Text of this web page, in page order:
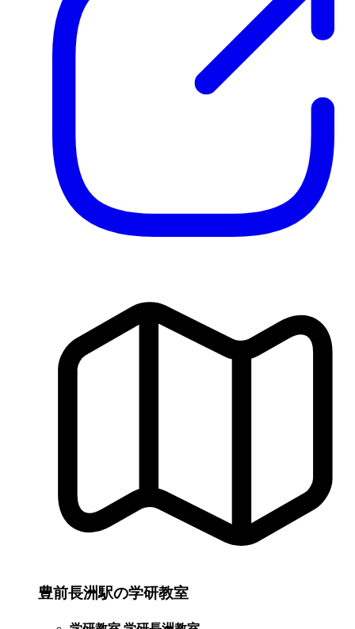
豊前長洲駅の学研教室